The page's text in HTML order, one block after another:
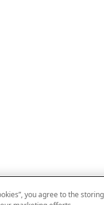
you agree to the